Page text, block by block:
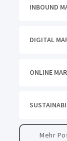
INBOUND
DIGITAL
ONLINE
Mehr